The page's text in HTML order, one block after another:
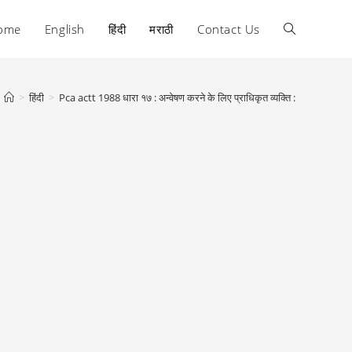
English हिंदी मराठी Contact Us Toggle
> हिंदी > Pca actt 1988 धारा १७ : अन्वेषण करने के लिए प्राधिकृत व्यक्ति :